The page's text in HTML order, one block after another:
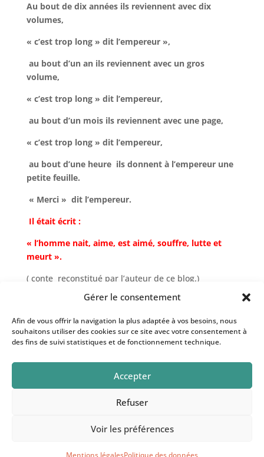
Gérer le consentement
Afin de vous offrir la navigation la plus adaptée à vos besoins, nous
souhaitons utiliser des cookies sur ce site avec votre consentement à
des fins de suivi statistiques et de fonctionnement technique.
Accepter
Refuser
Voir les préférences
Mentions légalesPolitique des données
Au bout de dix années ils reviennent avec dix
volumes,
« c’est trop long » dit l’empereur »,
au bout d’un an ils reviennent avec un gros
volume,
« c’est trop long » dit l’empereur,
au bout d’un mois ils reviennent avec une page,
« c’est trop long » dit l’empereur,
au bout d’une heure ils donnent à l’empereur une
petite feuille.
« Merci » dit l’empereur.
Il était écrit :
« l’homme nait, aime, est aimé, souffre, lutte et
meurt ».
( conte reconstitué par l’auteur de ce blog.)
Un inconnu arrivé en retard proposa une autre
plaire à l’empereur :
photography, Mariusz Prusaczyk